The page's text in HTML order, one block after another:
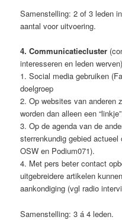
Samenstelling: 2 of 3 leden
aantal voor uitvoering.
4. Communicatiecluster
interesseren en leden werven)
1. Social media gebruiken
doelgroep
2. Op websites van anderen
worden dan alleen een
3. Op de agenda van de
sterrenkundig gebied
OSW en Podium071).
4. Met pers beter contact
uitgebreidere artikelen
aankondiging (vgl radio
Samenstelling: 3 á 4 leden.